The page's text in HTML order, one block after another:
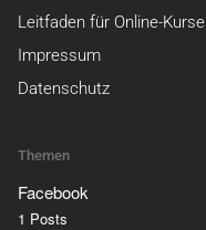
Leitfaden für Online-Kurse
Impressum
Datenschutz
Themen
Facebook
1 Posts